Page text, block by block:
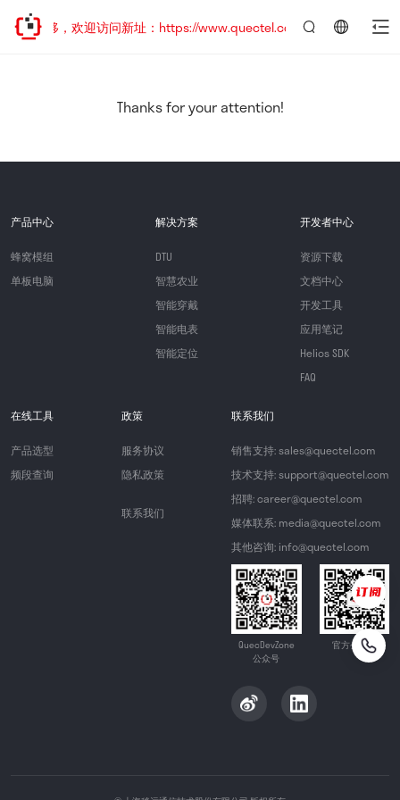
址已迁移，欢迎访问新址：https://www.quectel.com.cn
Thanks for your attention!
产品中心
蜂窝模组
单板电脑
解决方案
DTU
智慧农业
智能穿戴
智能电表
智能定位
开发者中心
资源下载
文档中心
开发工具
应用笔记
Helios SDK
FAQ
在线工具
产品选型
频段查询
政策
服务协议
隐私政策
联系我们
联系我们
销售支持: sales@quectel.com
技术支持: support@quectel.com
招聘: career@quectel.com
媒体联系: media@quectel.com
其他咨询: info@quectel.com
QuecDevZone
公众号
官方公众号